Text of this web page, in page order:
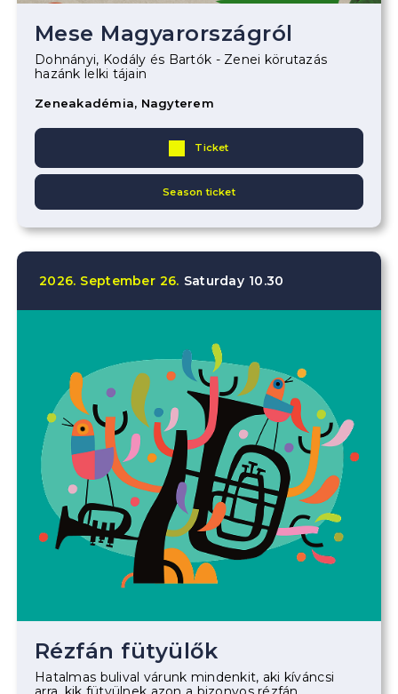
Mese Magyarországról
Dohnányi, Kodály és Bartók - Zenei körutazás
hazánk lelki tájain
Zeneakadémia, Nagyterem
Ticket
Season ticket
2026. September 26. Saturday 10.30
Rézfán fütyülők
Hatalmas bulival várunk mindenkit, aki kíváncsi